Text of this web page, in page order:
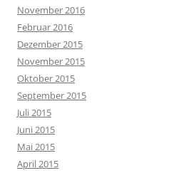
November 2016
Februar 2016
Dezember 2015
November 2015
Oktober 2015
September 2015
Juli 2015
Juni 2015
Mai 2015
April 2015